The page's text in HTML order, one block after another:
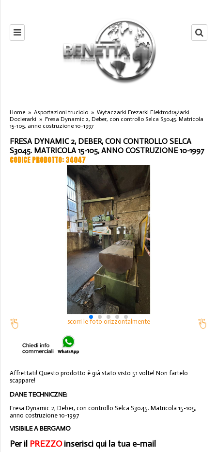
Home » Asportazioni truciolo » Wytaczarki Frezarki Elektrodrążarki
Docierarki » Fresa Dynamic 2, Deber, con controllo Selca S3045. Matricola
15-105, anno costruzione 10-1997
FRESA DYNAMIC 2, DEBER, CON CONTROLLO SELCA
S3045. MATRICOLA 15-105, ANNO COSTRUZIONE 10-1997
CODICE PRODOTTO: 34047
scorri le foto orizzontalmente
Affrettati! Questo prodotto è già stato visto 51 volte! Non fartelo
scappare!
DANE TECHNICZNE:
Fresa Dynamic 2, Deber, con controllo Selca S3045. Matricola 15-105,
anno costruzione 10-1997
VISIBILE A BERGAMO
Per il PREZZOinserisci qui la tua e-mail